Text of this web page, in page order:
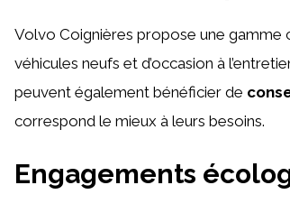
Volvo Coignières propose une gamme
véhicules neufs et d’occasion à
peuvent également bénéficier de
correspond le mieux à leurs besoins.
Engagements